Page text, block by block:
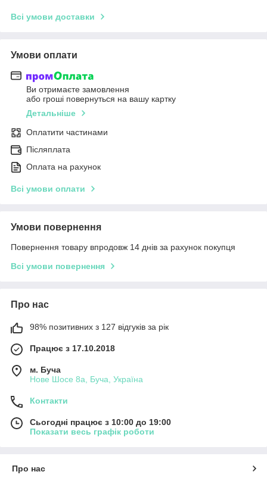
Всі умови доставки
Умови оплати
Ви отримаєте замовлення
або гроші повернуться на вашу картку
Детальніше
Оплатити частинами
Післяплата
Оплата на рахунок
Всі умови оплати
Умови повернення
Повернення товару впродовж 14 днів за рахунок покупця
Всі умови повернення
Про нас
98% позитивних з 127 відгуків за рік
Працює з 17.10.2018
м. Буча
Нове Шосе 8а, Буча, Україна
Контакти
Сьогодні працює з 10:00 до 19:00
Показати весь графік роботи
Про нас